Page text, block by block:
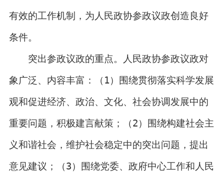
有效的工作机制，为人民政协参政议政创造良好
条件。
突出参政议政的重点。人民政协参政议政对
象广泛、内容丰富：（1）围绕贯彻落实科学发展
观和促进经济、政治、文化、社会协调发展中的
重要问题，积极建言献策；（2）围绕构建社会主
义和谐社会，维护社会稳定中的突出问题，提出
意见建议；（3）围绕党委、政府中心工作和人民